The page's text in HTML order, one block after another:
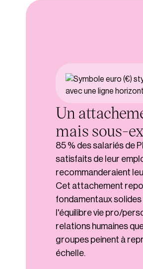
Un
mais sous-
85 % des salariés de
satisfaits de leur
recommanderaient
Cet attachement
fondamentaux solides
l'équilibre vie pro/
relations humaines
groupes peinent à
échelle.